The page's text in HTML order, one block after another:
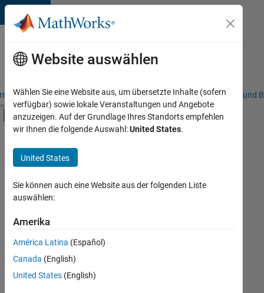
Weiter zum Inhalt
Karriere
bei
MathWorks
– Übersicht Stellensuche Niederlassungen Studierende und
Umschaltung für Off-Canvas-
Hauptinhalt
Commercial Sales
Education Sales
Inside Sales
+2
Derzeit
es
keine
offenen
Stellen,
Website auswählen
Wählen Sie eine Website aus, um übersetzte Inhalte (sofern
verfügbar) sowie lokale Veranstaltungen und Angebote
anzuzeigen. Auf der Grundlage Ihres Standorts empfehlen
wir Ihnen die folgende Auswahl:United States.
United States
Sie können auch eine Website aus der folgenden Liste
auswählen:
Amerika
América Latina (Español)
Canada (English)
United States (English)